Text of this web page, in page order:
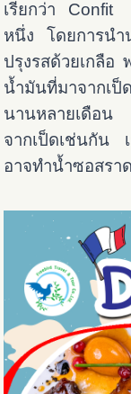
เรียกว่า Confit
หนึ่ง โดยการนำ
ปรุงรสด้วยเกลือ
น้ำมันที่มาจากเป็
นานหลายเดือน
จากเป็ดเช่นกัน
อาจทำน้ำซอสรา